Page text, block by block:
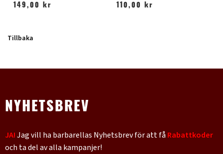
149,00 kr
110,00 kr
Tillbaka
NYHETSBREV
JA!Jag vill ha barbarellas Nyhetsbrev för att fåRabattkoder
och ta del av alla kampanjer!